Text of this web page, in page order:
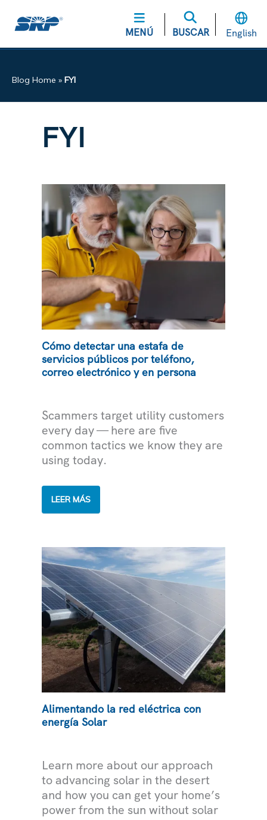
MENÚ BUSCAR English
Blog Home » FYI
FYI
Cómo detectar una estafa de
servicios públicos por teléfono,
correo electrónico y en persona
Scammers target utility customers
every day — here are five
common tactics we know they are
using today.
CÓMO
UNA
PÚBLICOS
POR
TELÉFONO,
CORREO
ELECTRÓNICO
Y
EN
PERSONA
LEER MÁS
Alimentando la red eléctrica con
energía Solar
Learn more about our approach
to advancing solar in the desert
and how you can get your home’s
power from the sun without solar